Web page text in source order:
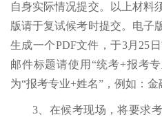
自身实际情况提交。以上材料
版请于复试候考时提交。电子
生成一个PDF文件，于3月25日
邮件标题请使用“统考+报考
为“报考专业+姓名”，例如：金
3、在候考现场，将要求